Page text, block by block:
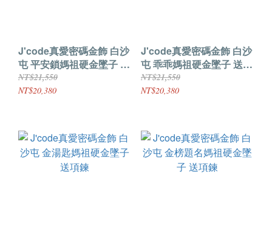
J'code真愛密碼金飾 白沙
屯 平安鎖媽祖硬金墜子 送
項鍊
NT$21,550
NT$20,380
J'code真愛密碼金飾 白沙
屯 乖乖媽祖硬金墜子 送項
鍊
NT$21,550
NT$20,380